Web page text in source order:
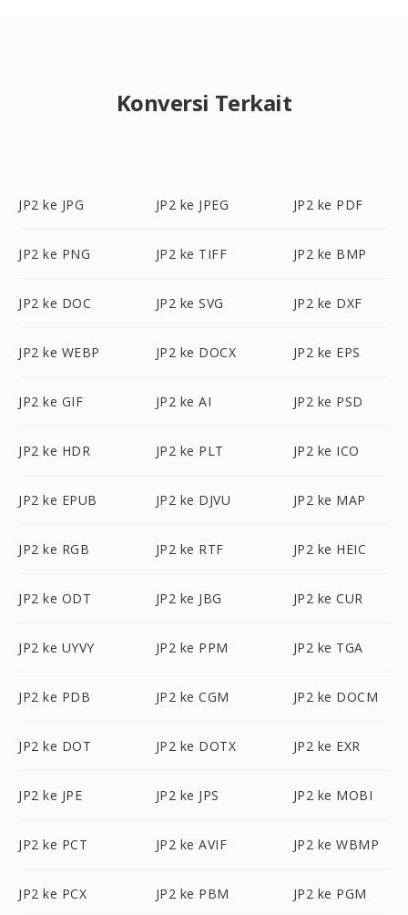
Konversi Terkait
JP2 ke JPG JP2 ke JPEG JP2 ke PDF
JP2 ke PNG JP2 ke TIFF JP2 ke BMP
JP2 ke DOC JP2 ke SVG JP2 ke DXF
JP2 ke WEBP JP2 ke DOCX JP2 ke EPS
JP2 ke GIF JP2 ke AI JP2 ke PSD
JP2 ke HDR JP2 ke PLT JP2 ke ICO
JP2 ke EPUB JP2 ke DJVU JP2 ke MAP
JP2 ke RGB JP2 ke RTF JP2 ke HEIC
JP2 ke ODT JP2 ke JBG JP2 ke CUR
JP2 ke UYVY JP2 ke PPM JP2 ke TGA
JP2 ke PDB JP2 ke CGM JP2 ke DOCM
JP2 ke DOT JP2 ke DOTX JP2 ke EXR
JP2 ke JPE JP2 ke JPS JP2 ke MOBI
JP2 ke PCT JP2 ke AVIF JP2 ke WBMP
JP2 ke PCX JP2 ke PBM JP2 ke PGM